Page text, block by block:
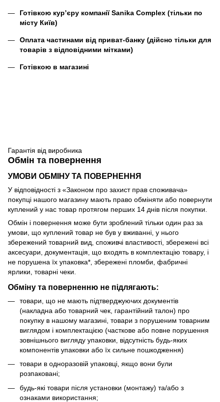
Готівкою кур’єру компаніїSanika Complex (тільки по
місту Київ)
Оплата частинами від приват-банку (дійсно тільки для
товарів з відповідними мітками)
Готівкою в магазині
Гарантія від виробника
Обмін та повернення
УМОВИ ОБМІНУ ТА ПОВЕРНЕННЯ
У відповідності з «Законом про захист прав споживача»
покупці нашого магазину мають право обміняти або повернути
куплений у нас товар протягом перших 14 днів після покупки.
Обмін і повернення може бути зроблений тільки один раз за
умови, що куплений товар не був у вживанні, у нього
збережений товарний вид, споживчі властивості, збережені всі
аксесуари, документація, що входять в комплектацію товару, і
не порушена їх упаковка*, збережені пломби, фабричні
ярлики, товарні чеки.
Обміну та поверненню не підлягають:
товари, що не мають підтверджуючих документів
(накладна або товарний чек, гарантійний талон) про
покупку в нашому магазині, товари з порушеним товарним
виглядом і комплектацією (часткове або повне порушення
зовнішнього вигляду упаковки, відсутність будь-яких
компонентів упаковки або їх сильне пошкодження)
товари в одноразовій упаковці, якщо вони були
розпаковані;
будь-які товари після установки (монтажу) та/або з
ознаками використання;